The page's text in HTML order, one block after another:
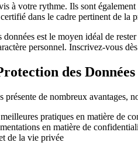
à votre rythme. Ils sont
dans le cadre pertinent de la
est le moyen idéal de
personnel. Inscrivez-vous
des Données
de nombreux avantages,
pratiques en matière de
en matière de
de la vie privée